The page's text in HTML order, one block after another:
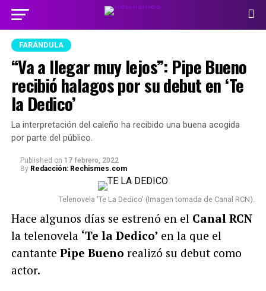
FARÁNDULA
“Va a llegar muy lejos”: Pipe Bueno
recibió halagos por su debut en ‘Te
la Dedico’
La interpretación del caleño ha recibido una buena acogida
por parte del público.
Published on 17 febrero, 2022
By Redacción: Rechismes.com
Telenovela 'Te La Dedico' (Imagen tomada de Canal RCN).
Hace algunos días se estrenó en el Canal RCN
la telenovela ‘Te la Dedico’ en la que el
cantante Pipe Bueno realizó su debut como
actor.